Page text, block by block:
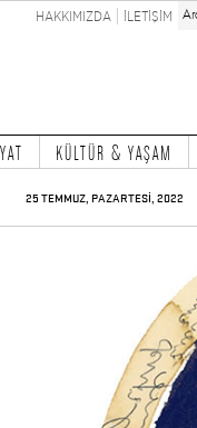
HAKKIMIZDA İLETİŞİM
KÜLTÜR & YAŞAM
25 TEMMUZ, PAZARTESİ, 2022